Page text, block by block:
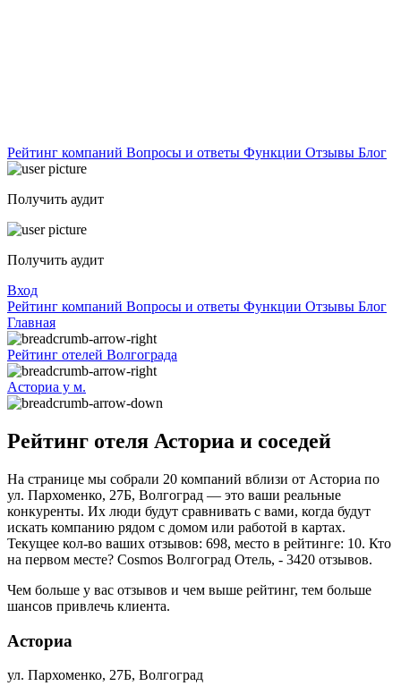
Рейтинг компаний Вопросы и ответы Функции Отзывы Блог
Получить аудит
Получить аудит
Вход
Рейтинг компаний Вопросы и ответы Функции Отзывы Блог
Главная
Рейтинг отелей Волгограда
Асториа у м.
Рейтинг отеля Асториа и соседей
На странице мы собрали 20 компаний вблизи от Асториа по
ул. Пархоменко, 27Б, Волгоград — это ваши реальные
конкуренты. Их люди будут сравнивать с вами, когда будут
искать компанию рядом с домом или работой в картах.
Текущее кол-во ваших отзывов: 698, место в рейтинге: 10. Кто
на первом месте? Cosmos Волгоград Отель, - 3420 отзывов.
Чем больше у вас отзывов и чем выше рейтинг, тем больше
шансов привлечь клиента.
Асториа
ул. Пархоменко, 27Б, Волгоград